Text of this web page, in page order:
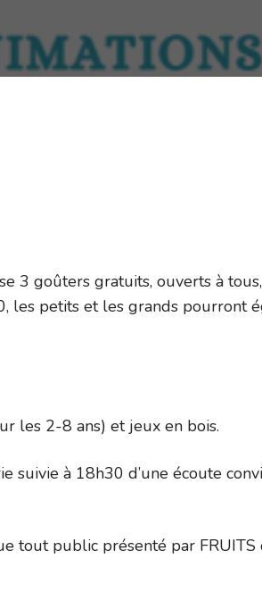
3 goûters gratuits, ouverts à
les petits et les grands pourront
les 2-8 ans) et jeux en bois.
à 18h30 d’une écoute
public présenté par FRUITS